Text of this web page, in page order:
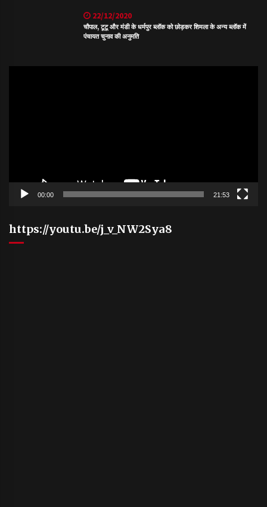
22/12/2020
चौपाल, टूटू और मंडी के धर्मपुर ब्लॉक को छोड़कर शिमला के अन्य ब्लॉक में
पंचायत चुनाव की अनुमति
00:00 21:53
https://youtu.be/j_v_NW2Sya8